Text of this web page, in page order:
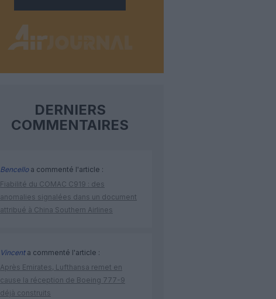
DERNIERS
COMMENTAIRES
Bencelloa commenté l'article :
Fiabilité du COMAC C919 : des
anomalies signalées dans un document
attribué à China Southern Airlines
Vincenta commenté l'article :
Après Emirates, Lufthansa remet en
cause la réception de Boeing 777-9
déjà construits